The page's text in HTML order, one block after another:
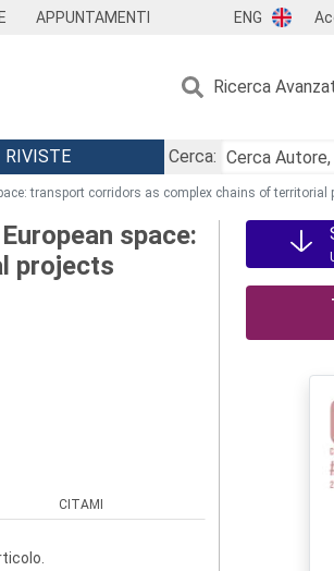
APPUNTAMENTI ENG
Ricerca
RIVISTE
Cerca:
transport corridors as complex chains of territorial
space:
projects
CITAMI